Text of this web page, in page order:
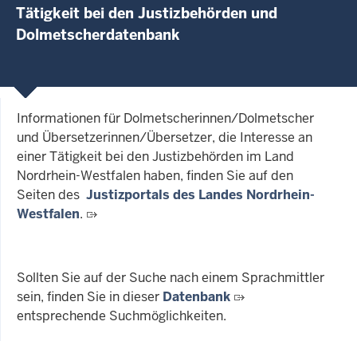
Tätigkeit bei den Justizbehörden und
Dolmetscherdatenbank
Informationen für Dolmetscherinnen/Dolmetscher
und Übersetzerinnen/Übersetzer, die Interesse an
einer Tätigkeit bei den Justizbehörden im Land
Nordrhein-Westfalen haben, finden Sie auf den
Seiten des Justizportals des Landes Nordrhein-
Westfalen.
Sollten Sie auf der Suche nach einem Sprachmittler
sein, finden Sie in dieser Datenbank
entsprechende Suchmöglichkeiten.